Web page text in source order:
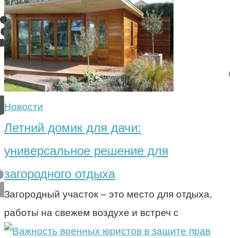
Новости
Летний домик для дачи:
универсальное решение для
загородного отдыха
Загородный участок – это место для отдыха,
работы на свежем воздухе и встреч с